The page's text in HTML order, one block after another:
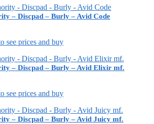
– Discpad – Burly – Avid Code
see prices and buy
– Discpad – Burly – Avid Elixir mf.
see prices and buy
– Discpad – Burly – Avid Juicy mf.